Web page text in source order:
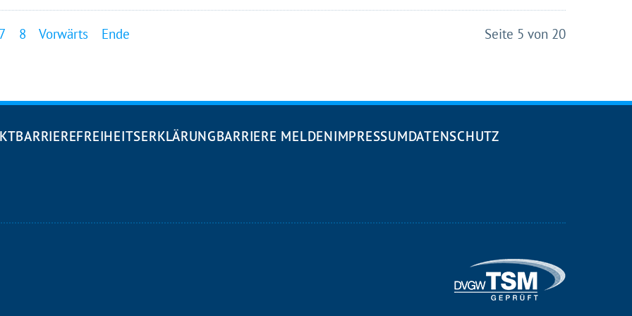
Seite 5 von 20
7 8 Vorwärts Ende
BARRIEREFREIHEITS­ERKLÄRUNGBARRIERE MELDENIMPRESSUMDATENSCHUTZ